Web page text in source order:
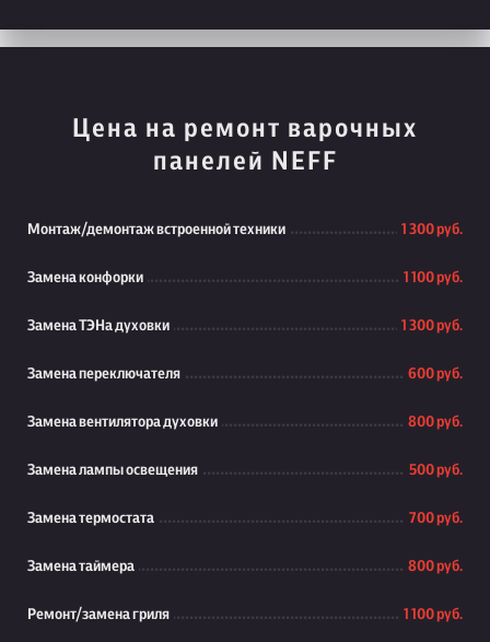
Цена на ремонт варочных
панелей NEFF
Монтаж/демонтаж встроенной техники 1 300 руб.
Замена конфорки 1 100 руб.
Замена ТЭНа духовки 1 300 руб.
Замена переключателя 600 руб.
Замена вентилятора духовки 800 руб.
Замена лампы освещения 500 руб.
Замена термостата 700 руб.
Замена таймера 800 руб.
Ремонт/замена гриля 1 100 руб.